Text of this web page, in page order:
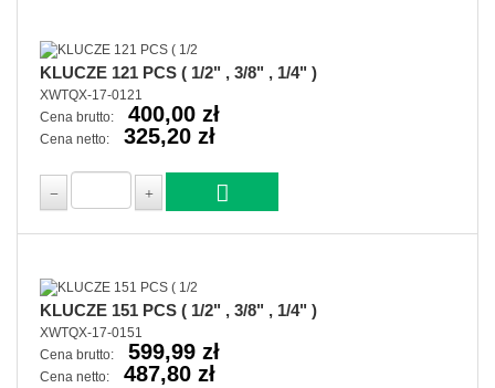
KLUCZE 121 PCS ( 1/2" , 3/8" , 1/4" )
XWTQX-17-0121
Cena brutto:
400,00 zł
Cena netto: 325,20 zł
KLUCZE 151 PCS ( 1/2" , 3/8" , 1/4" )
XWTQX-17-0151
Cena brutto:
599,99 zł
Cena netto: 487,80 zł